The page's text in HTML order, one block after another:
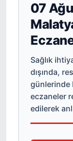
07
Sağlık
dışında,
günlerinde
eczaneler
edilerek